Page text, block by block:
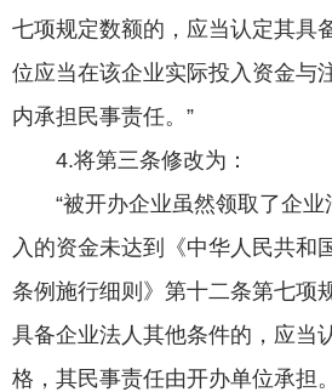
七项规定数额的，应当认定其具
位应当在该企业实际投入资金与
内承担民事责任。”
4.将第三条修改为：
“被开办企业虽然领取了企业
入的资金未达到《中华人民共和
条例施行细则》第十二条第七项
具备企业法人其他条件的，应当
格，其民事责任由开办单位承担